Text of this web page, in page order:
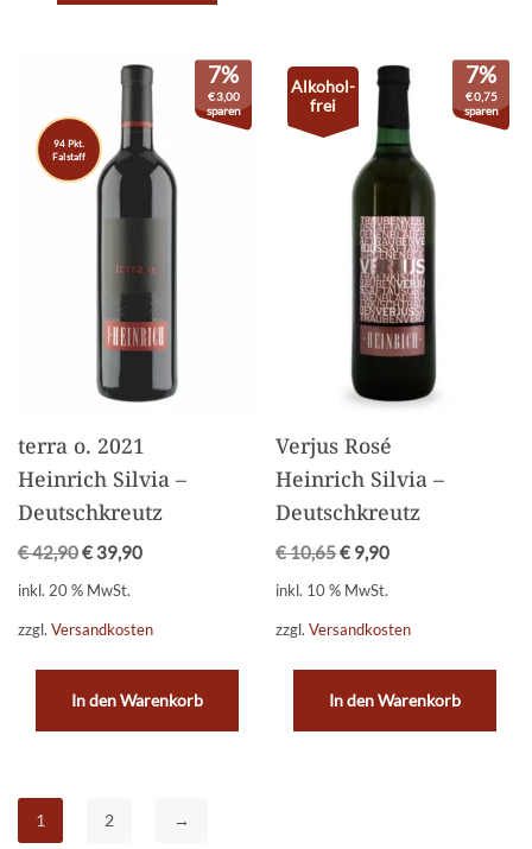
94 Pkt.
Falstaff
7%
€3,00
sparen
terra o. 2021
Heinrich Silvia –
Deutschkreutz
€42,90€ 39,90
inkl. 20 % MwSt.
zzgl. Versandkosten
In den Warenkorb
Alkohol-
frei
7%
€0,75
sparen
Verjus Rosé
Heinrich Silvia –
Deutschkreutz
€10,65€ 9,90
inkl. 10 % MwSt.
zzgl.Versandkosten
In den Warenkorb
1 2 →